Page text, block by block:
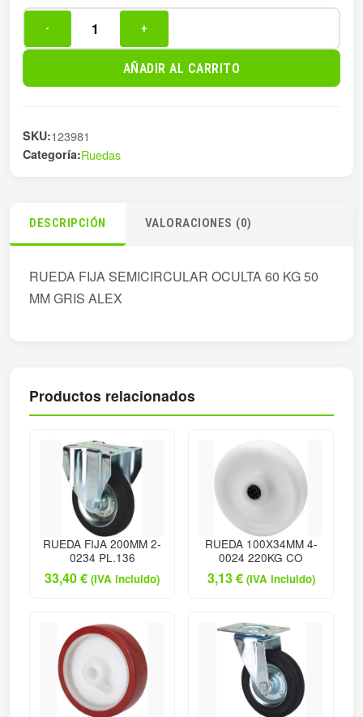
SEMICIR
cantidad
- +
AÑADIR AL CARRITO
SKU:123981
Categoría:Ruedas
DESCRIPCIÓN VALORACIONES (0)
RUEDA FIJA SEMICIRCULAR OCULTA 60 KG 50
MM GRIS ALEX
Productos relacionados
RUEDA FIJA 200MM 2-
0234 PL.136
33,40€ (IVA incluido)
RUEDA 100X34MM 4-
0024 220KG CO
3,13€ (IVA incluido)